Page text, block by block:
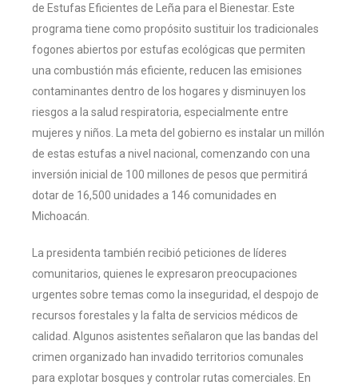
de Estufas Eficientes de Leña para el Bienestar. Este
programa tiene como propósito sustituir los tradicionales
fogones abiertos por estufas ecológicas que permiten
una combustión más eficiente, reducen las emisiones
contaminantes dentro de los hogares y disminuyen los
riesgos a la salud respiratoria, especialmente entre
mujeres y niños. La meta del gobierno es instalar un millón
de estas estufas a nivel nacional, comenzando con una
inversión inicial de 100 millones de pesos que permitirá
dotar de 16,500 unidades a 146 comunidades en
Michoacán.
La presidenta también recibió peticiones de líderes
comunitarios, quienes le expresaron preocupaciones
urgentes sobre temas como la inseguridad, el despojo de
recursos forestales y la falta de servicios médicos de
calidad. Algunos asistentes señalaron que las bandas del
crimen organizado han invadido territorios comunales
para explotar bosques y controlar rutas comerciales. En